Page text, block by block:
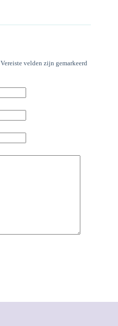
Vereiste velden zijn gemarkeerd